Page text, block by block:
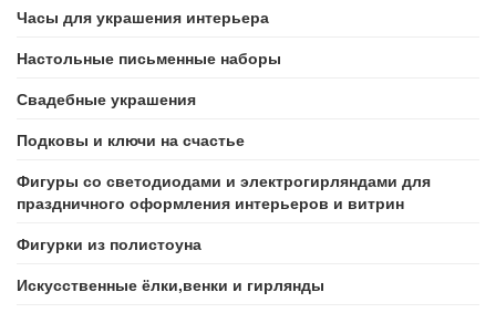
Часы для украшения интерьера
Настольные письменные наборы
Свадебные украшения
Подковы и ключи на счастье
Фигуры со светодиодами и электрогирляндами для
праздничного оформления интерьеров и витрин
Фигурки из полистоуна
Искусственные ёлки,венки и гирлянды